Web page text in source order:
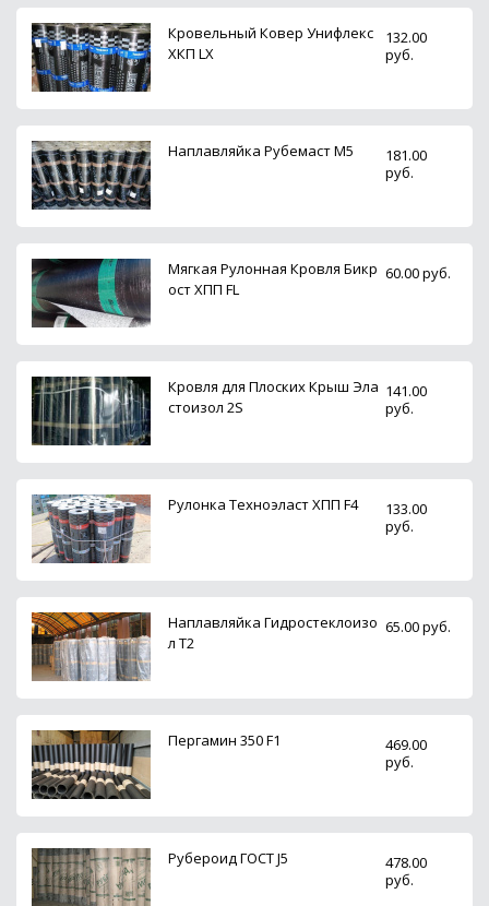
Кровельный Ковер Унифлекс
ХКП LX
132.00
руб.
Наплавляйка Рубемаст M5
181.00
руб.
Мягкая Рулонная Кровля Бикр
ост ХПП FL
60.00 руб.
Кровля для Плоских Крыш Эла
стоизол 2S
141.00
руб.
Рулонка Техноэласт ХПП F4
133.00
руб.
Наплавляйка Гидростеклоизо
л T2
65.00 руб.
Пергамин 350 F1
469.00
руб.
Рубероид ГОСТ J5
478.00
руб.